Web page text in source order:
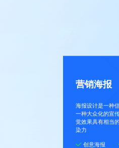
营销海报
海报设计是一种
一种大众化的宣
觉效果具有相当
染力
创意海报